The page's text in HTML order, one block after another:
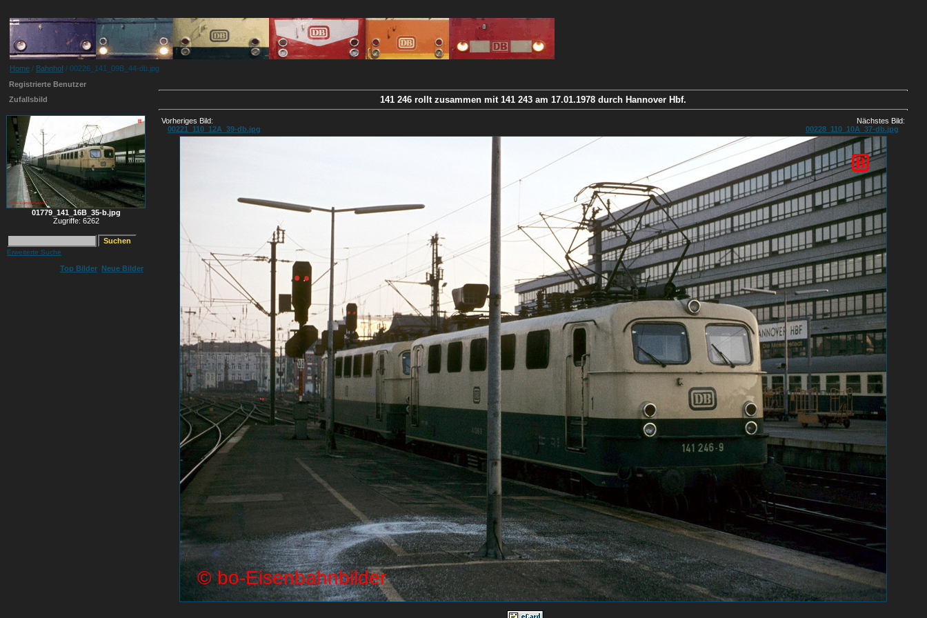
Home / Bahnhof / 00226_141_09B_44-db.jpg
Registrierte Benutzer
Zufallsbild
01779_141_16B_35-b.jpg
Zugriffe: 6262
Erweiterte Suche
Top Bilder Neue Bilder
141 246 rollt zusammen mit 141 243 am 17.01.1978 durch Hannover Hbf.
Vorheriges Bild:
00221_110_12A_39-db.jpg
Nächstes Bild:
00228_110_10A_37-db.jpg